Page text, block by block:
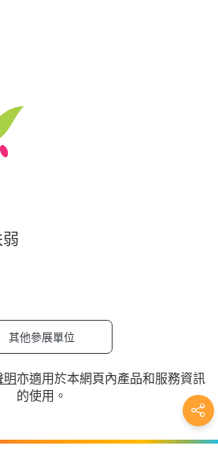
其他參展單位
明亦適用於本網頁內產品和服務資訊
的使用。